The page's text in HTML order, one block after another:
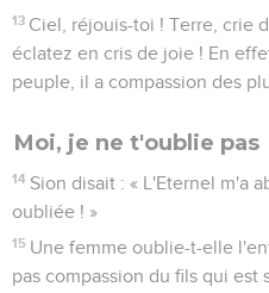
13 Ciel, réjouis-toi ! Terre, crie
éclatez en cris de joie ! En
peuple, il a compassion des
Moi, je ne t'oublie pas
14 Sion disait : « L'Eternel m'a
oubliée ! »
15 Une femme oublie-t-elle
pas compassion du fils qui est